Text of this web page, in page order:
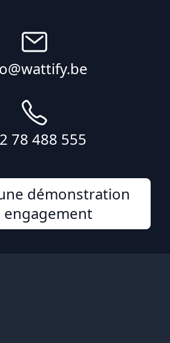
78 488 555
démonstration
engagement